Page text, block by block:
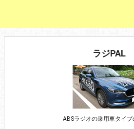
ラジPAL
ABSラジオの乗用車タイプ